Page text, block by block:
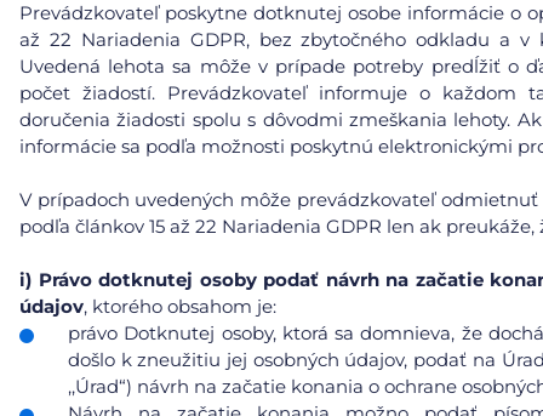
Prevádzkovateľ poskytne dotknutej osobe informácie o
až 22 Nariadenia GDPR, bez zbytočného odkladu a
Uvedená lehota sa môže v prípade potreby predĺžiť o
počet žiadostí. Prevádzkovateľ informuje o každom
doručenia žiadosti spolu s dôvodmi zmeškania lehoty.
informácie sa podľa možnosti poskytnú elektronickými
V prípadoch uvedených môže prevádzkovateľ
podľa článkov 15 až 22 Nariadenia GDPR len ak
i) Právo dotknutej osoby podať návrh na začatie
údajov, ktorého obsahom je:
právo Dotknutej osoby, ktorá sa domnieva, že
došlo k zneužitiu jej osobných údajov, podať na
,,Úrad“) návrh na začatie konania o ochrane